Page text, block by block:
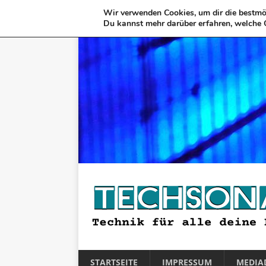
STARTSEITE IMPRESSUM
Wir verwenden Cookies, um dir die
Du kannst mehr darüber erfahren,